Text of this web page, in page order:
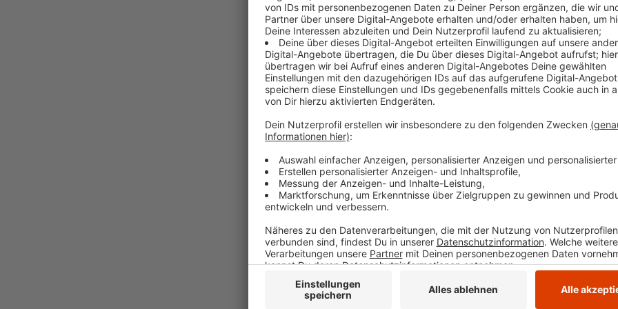
Comedy
Koalitions-Bingo - die
Die einen haben gefeiert, die anderen hätten gerne
sich selbst entlassen, bevor es andere tun.
jetzt irgendwie eine funktionierende Regierung auf
aus den ganzen Schul- und Kindergarten-Gruppen
mit einer WhatsApp-Gruppe.